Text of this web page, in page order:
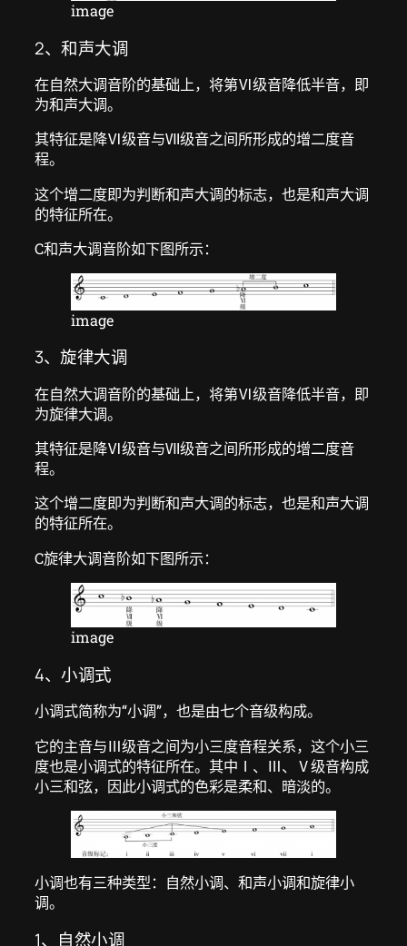
image
2、和声大调
在自然大调音阶的基础上，将第Ⅵ级音降低半音，即
为和声大调。
其特征是降Ⅵ级音与Ⅶ级音之间所形成的增二度音
程。
这个增二度即为判断和声大调的标志，也是和声大调
的特征所在。
C和声大调音阶如下图所示：
image
3、旋律大调
在自然大调音阶的基础上，将第Ⅵ级音降低半音，即
为旋律大调。
其特征是降Ⅵ级音与Ⅶ级音之间所形成的增二度音
程。
这个增二度即为判断和声大调的标志，也是和声大调
的特征所在。
C旋律大调音阶如下图所示：
image
4、小调式
小调式简称为“小调”，也是由七个音级构成。
它的主音与Ⅲ级音之间为小三度音程关系，这个小三
度也是小调式的特征所在。其中Ⅰ、Ⅲ、Ⅴ级音构成
小三和弦，因此小调式的色彩是柔和、暗淡的。
小调也有三种类型：自然小调、和声小调和旋律小
调。
1、自然小调